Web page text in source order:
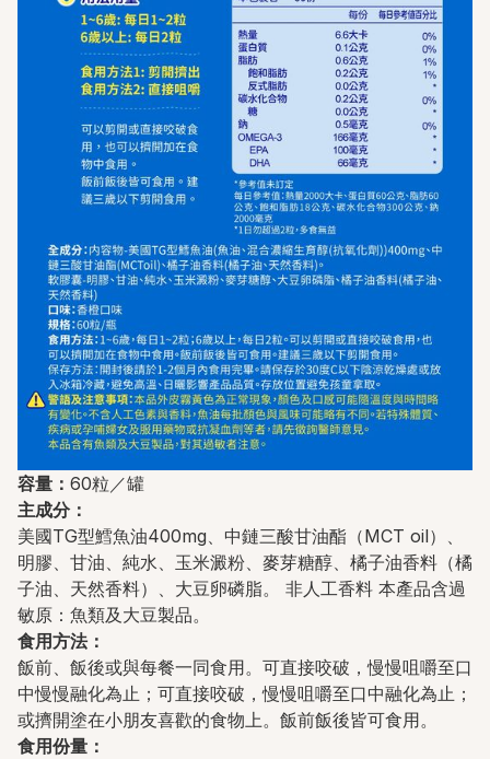
容量： 60粒／罐
主成分：
美國TG型鱈魚油400mg、中鏈三酸甘油酯（MCT oil）、
明膠、甘油、純水、玉米澱粉、麥芽糖醇、橘子油香料（橘
子油、天然香料）、大豆卵磷脂。 非人工香料 本產品含過
敏原：魚類及大豆製品。
食用方法：
飯前、飯後或與每餐一同食用。可直接咬破，慢慢咀嚼至口
中慢慢融化為止；可直接咬破，慢慢咀嚼至口中融化為止；
或擠開塗在小朋友喜歡的食物上。飯前飯後皆可食用。
食用份量：